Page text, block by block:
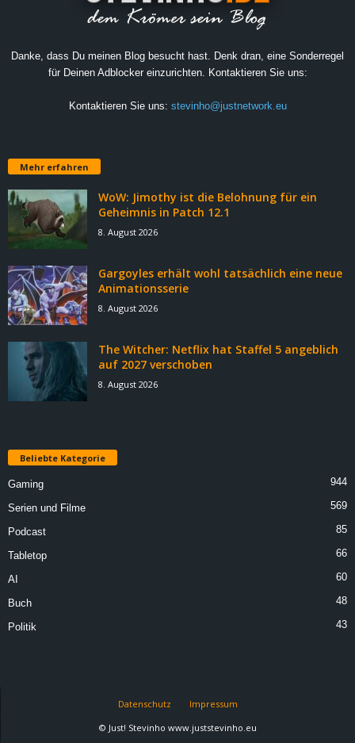
Danke, dass Du meinen Blog besucht hast. Denk dran, eine Sonderregel
für Deinen Adblocker einzurichten. Kontaktieren Sie uns:
Kontaktieren Sie uns: stevinho@justnetwork.eu
Mehr erfahren
WoW: Jimothy ist die Belohnung für ein
Geheimnis in Patch 12.1
8. August 2026
Gargoyles erhält wohl tatsächlich eine neue
Animationsserie
8. August 2026
The Witcher: Netflix hat Staffel 5 angeblich
auf 2027 verschoben
8. August 2026
Beliebte Kategorie
Gaming 944
Serien und Filme 569
Podcast 85
Tabletop 66
AI 60
Buch 48
Politik 43
Datenschutz
Impressum
© Just! Stevinho www.juststevinho.eu